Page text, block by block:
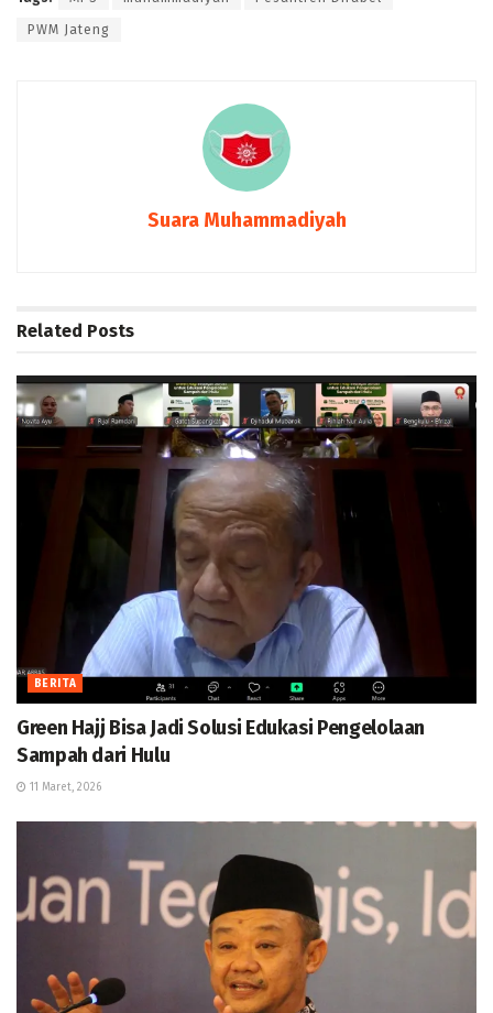
PWM Jateng
Suara Muhammadiyah
Related Posts
BERITA
Green Hajj Bisa Jadi Solusi Edukasi Pengelolaan
Sampah dari Hulu
11 Maret, 2026